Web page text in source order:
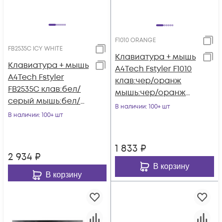
FB2535C ICY WHITE
Клавиатура + мышь
A4Tech Fstyler
FB2535C клав:бел/
серый мышь:бел/
серый USB
WHITE)
В наличии: 100+ шт
2 934 ₽
В корзину
F1010 ORANGE
Клавиатура + мышь
A4Tech Fstyler F1010
клав:чер/оранж
мышь:чер/оранж
USB Multimedia
В наличии: 100+ шт
1 833 ₽
В корзину